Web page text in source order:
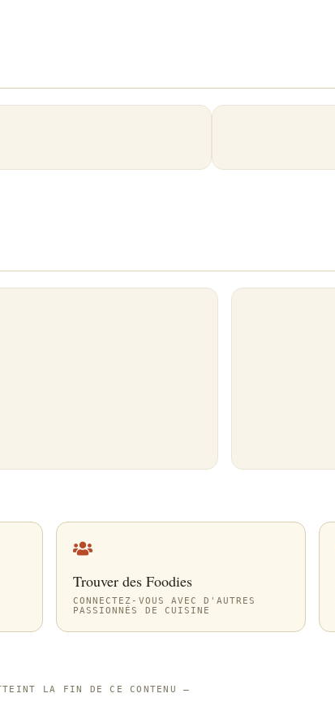
Trouver des Foodies
CONNECTEZ-VOUS AVEC D'AUTRES
PASSIONNÉS DE CUISINE
LA FIN DE CE CONTENU —